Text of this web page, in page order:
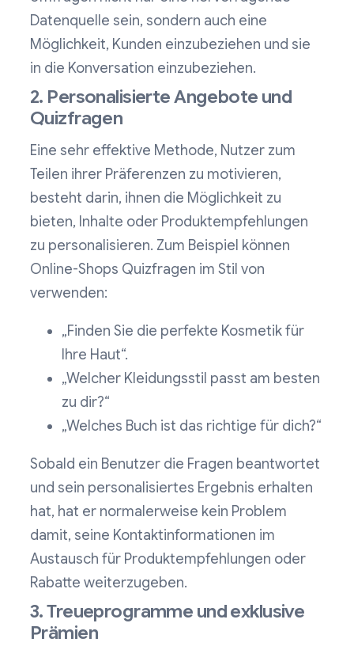
Datenquelle sein, sondern auch eine
Möglichkeit, Kunden einzubeziehen und sie
in die Konversation einzubeziehen.
2. Personalisierte Angebote und
Quizfragen
Eine sehr effektive Methode, Nutzer zum
Teilen ihrer Präferenzen zu motivieren,
besteht darin, ihnen die Möglichkeit zu
bieten, Inhalte oder Produktempfehlungen
zu personalisieren. Zum Beispiel können
Online-Shops Quizfragen im Stil von
verwenden:
„Finden Sie die perfekte Kosmetik für
Ihre Haut“.
„Welcher Kleidungsstil passt am besten
zu dir?“
„Welches Buch ist das richtige für dich?“
Sobald ein Benutzer die Fragen beantwortet
und sein personalisiertes Ergebnis erhalten
hat, hat er normalerweise kein Problem
damit, seine Kontaktinformationen im
Austausch für Produktempfehlungen oder
Rabatte weiterzugeben.
3. Treueprogramme und exklusive
Prämien